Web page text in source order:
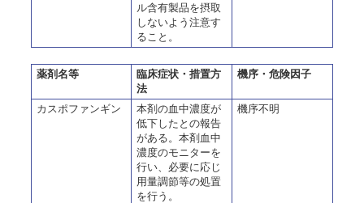
ル含有製品を摂取
しないよう注意す
ること。
薬剤名等
臨床症状・措置方
法
機序・危険因子
カスポファンギン
本剤の血中濃度が
低下したとの報告
がある。本剤血中
濃度のモニターを
行い、必要に応じ
用量調節等の処置
を行う。
機序不明